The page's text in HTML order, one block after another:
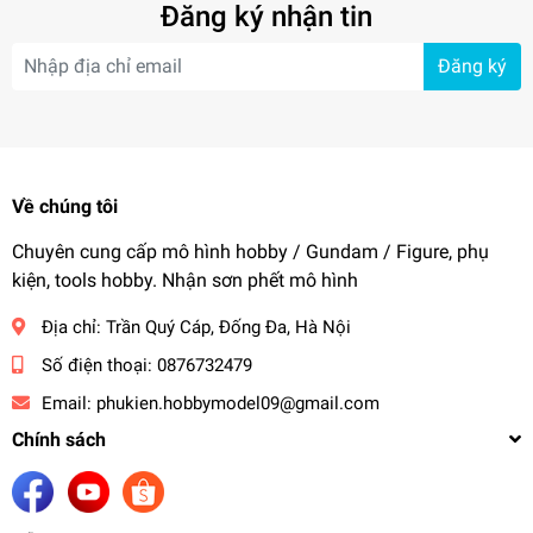
Đăng ký nhận tin
Đăng ký
Về chúng tôi
Chuyên cung cấp mô hình hobby / Gundam / Figure, phụ
kiện, tools hobby. Nhận sơn phết mô hình
Địa chỉ: Trần Quý Cáp, Đống Đa, Hà Nội
Số điện thoại: 0876732479
Email: phukien.hobbymodel09@gmail.com
Chính sách